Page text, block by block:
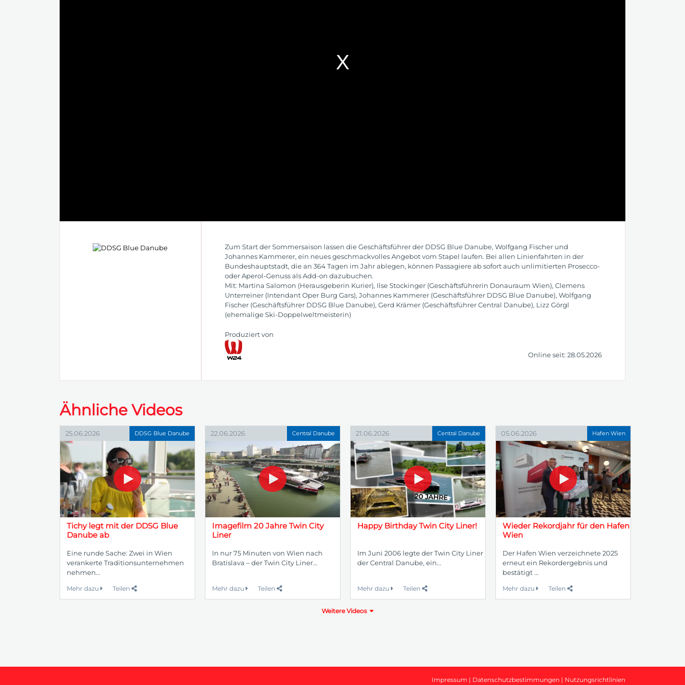
Zum Start der Sommersaison lassen die Geschäftsführer der DDSG Blue Danube, Wolfgang Fischer und
Johannes Kammerer, ein neues geschmackvolles Angebot vom Stapel laufen. Bei allen Linienfahrten in der
Bundeshauptstadt, die an 364 Tagen im Jahr ablegen, können Passagiere ab sofort auch unlimitierten Prosecco-
oder Aperol-Genuss als Add-on dazubuchen.
Mit: Martina Salomon (Herausgeberin Kurier), Ilse Stockinger (Geschäftsführerin Donauraum Wien), Clemens
Unterreiner (Intendant Oper Burg Gars), Johannes Kammerer (Geschäftsführer DDSG Blue Danube), Wolfgang
Fischer (Geschäftsführer DDSG Blue Danube), Gerd Krämer (Geschäftsführer Central Danube), Lizz Görgl
(ehemalige Ski-Doppelweltmeisterin)
Produziert von
Online seit: 28.05.2026
Ähnliche Videos
25.06.2026 DDSG Blue Danube
Tichy legt mit der DDSG Blue
Danube ab
Eine runde Sache: Zwei in Wien
verankerte Traditionsunternehmen
nehmen...
Mehr dazu Teilen
22.06.2026 Central Danube
Imagefilm 20 Jahre Twin City
Liner
In nur 75 Minuten von Wien nach
Bratislava – der Twin City Liner...
Mehr dazu Teilen
21.06.2026 Central Danube
Happy Birthday Twin City Liner!
Im Juni 2006 legte der Twin City Liner
der Central Danube, ein...
Mehr dazu Teilen
05.06.2026 Hafen Wien
Wieder Rekordjahr für den Hafen
Wien
Der Hafen Wien verzeichnete 2025
erneut ein Rekordergebnis und
bestätigt ...
Mehr dazu Teilen
Weitere Videos
Impressum | Datenschutzbestimmungen | Nutzungsrichtlinien